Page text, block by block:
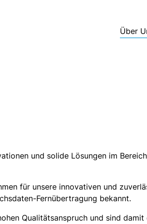
Über
und solide Lösungen im
für unsere innovativen und
Fernübertragung bekannt.
Qualitätsanspruch und sind